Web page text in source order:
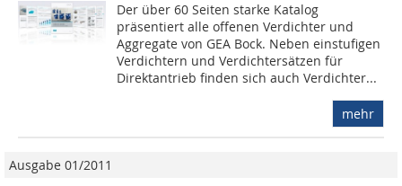
Der über 60 Seiten starke Katalog
präsentiert alle offenen Verdichter und
Aggregate von GEA Bock. Neben einstufigen
Verdichtern und Verdichtersätzen für
Direktantrieb finden sich auch Verdichter...
mehr
Ausgabe 01/2011